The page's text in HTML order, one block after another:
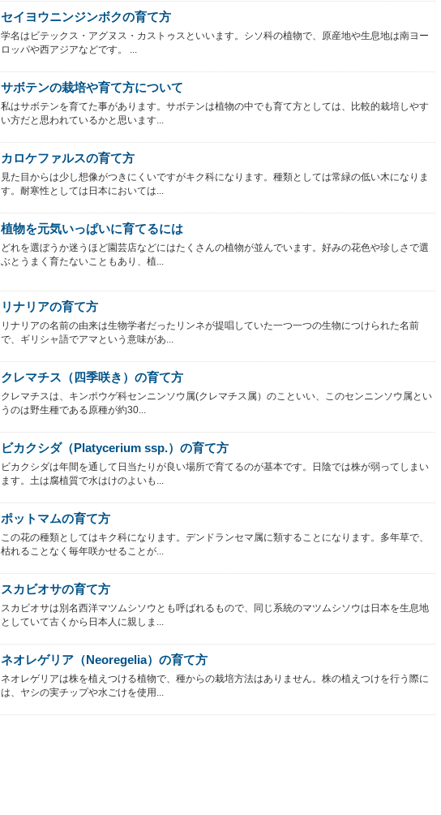
セイヨウニンジンボクの育て方
学名はビテックス・アグヌス・カストゥスといいます。シソ科の植物で、原産地や生息地は南ヨー
ロッパや西アジアなどです。 ...
サボテンの栽培や育て方について
私はサボテンを育てた事があります。サボテンは植物の中でも育て方としては、比較的栽培しやす
い方だと思われているかと思います...
カロケファルスの育て方
見た目からは少し想像がつきにくいですがキク科になります。種類としては常緑の低い木になりま
す。耐寒性としては日本においては...
植物を元気いっぱいに育てるには
どれを選ぼうか迷うほど園芸店などにはたくさんの植物が並んでいます。好みの花色や珍しさで選
ぶとうまく育たないこともあり、植...
リナリアの育て方
リナリアの名前の由来は生物学者だったリンネが提唱していた一つ一つの生物につけられた名前
で、ギリシャ語でアマという意味があ...
クレマチス（四季咲き）の育て方
クレマチスは、キンポウゲ科センニンソウ属(クレマチス属）のこといい、このセンニンソウ属とい
うのは野生種である原種が約30...
ビカクシダ（Platycerium ssp.）の育て方
ビカクシダは年間を通して日当たりが良い場所で育てるのが基本です。日陰では株が弱ってしまい
ます。土は腐植質で水はけのよいも...
ポットマムの育て方
この花の種類としてはキク科になります。デンドランセマ属に類することになります。多年草で、
枯れることなく毎年咲かせることが...
スカビオサの育て方
スカビオサは別名西洋マツムシソウとも呼ばれるもので、同じ系統のマツムシソウは日本を生息地
としていて古くから日本人に親しま...
ネオレゲリア（Neoregelia）の育て方
ネオレゲリアは株を植えつける植物で、種からの栽培方法はありません。株の植えつけを行う際に
は、ヤシの実チップや水ごけを使用...